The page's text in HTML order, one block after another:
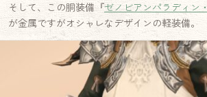
そして、この胴装備『ゼノビアンパラディン
が金属ですがオシャレなデザインの軽装備。